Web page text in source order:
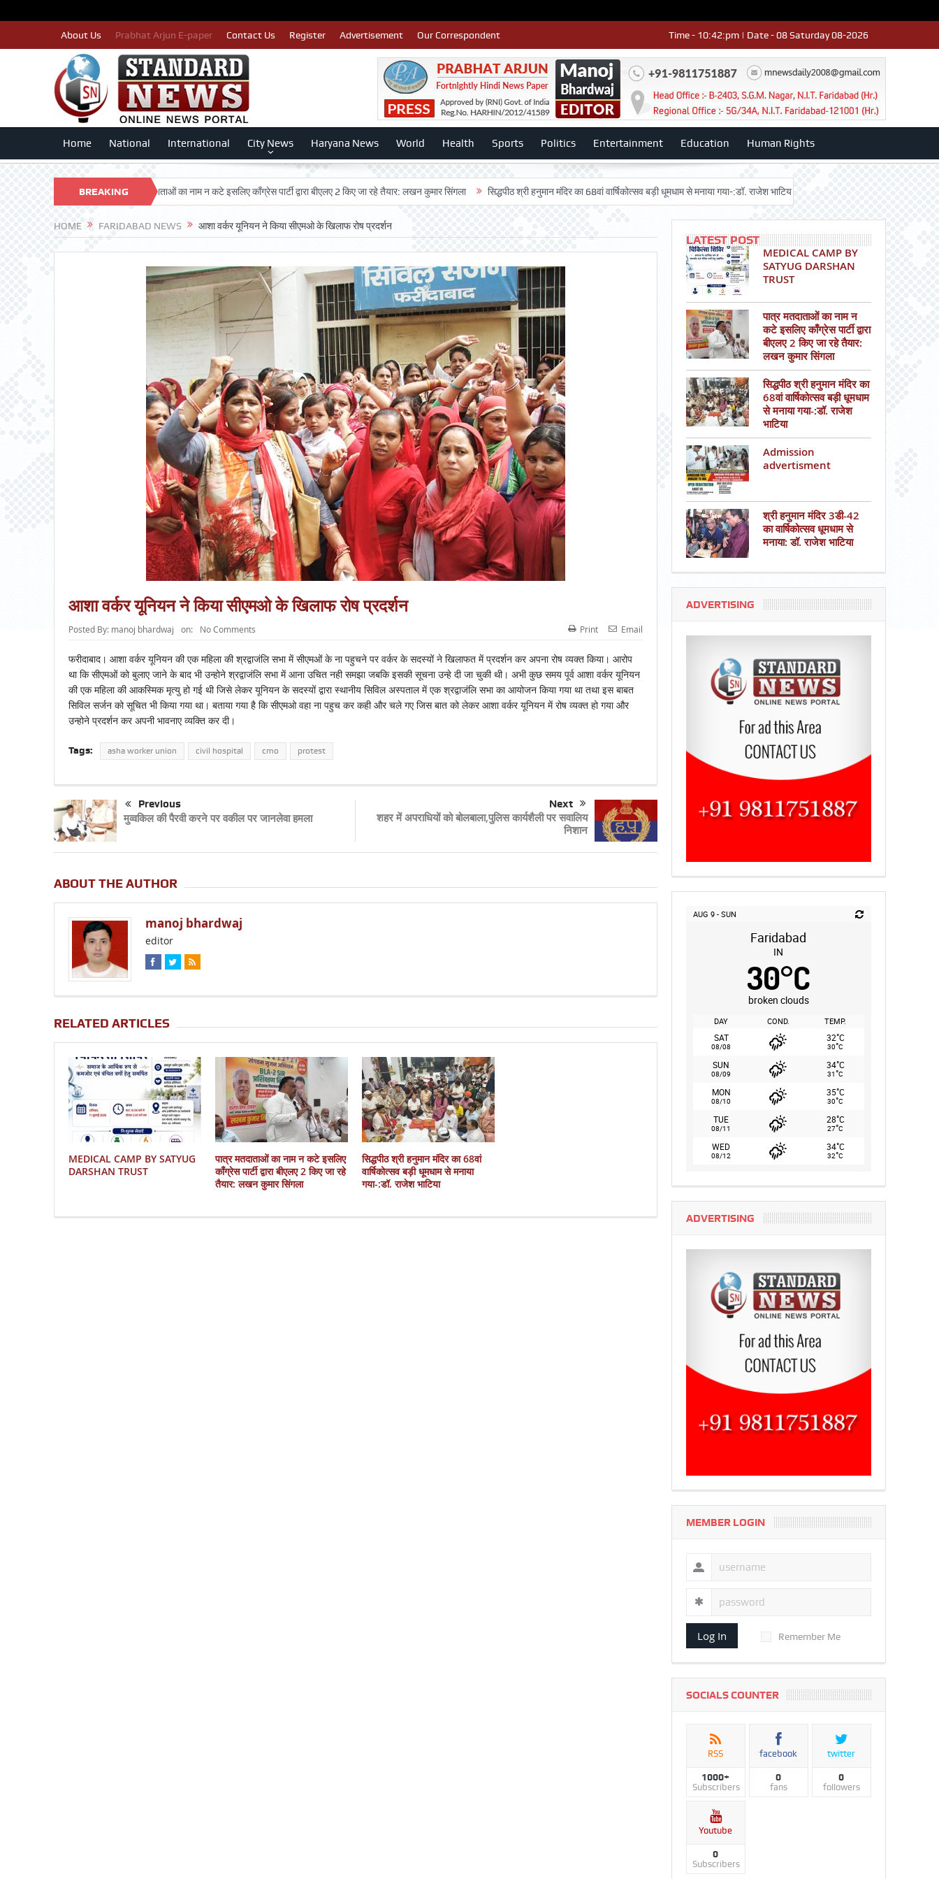
About Us Prabhat Arjun E-paper Contact Us Register Advertisement Our Correspondent Time - 10:42:pm | Date - 08 Saturday 08-2026
Home National International City News Haryana News World Health Sports Politics Entertainment Education Human Rights
BREAKING
NEWS
TRUST पात्र मतदाताओं का नाम न कटे इसलिए काँग्रेस पार्टी द्वारा बीएलए 2 किए जा रहे तैयार: लखन कुमार सिंगला सिद्धपीठ श्री हनुमान मंदिर का 68वां वार्षिकोत्सव बड़ी धूमधाम से मनाया गया-:डॉ. राजेश भाटिया Admission advertisment श्री
HOME FARIDABAD NEWS आशा वर्कर यूनियन ने किया सीएमओ के खिलाफ रोष प्रदर्शन
आशा वर्कर यूनियन ने किया सीएमओ के खिलाफ रोष प्रदर्शन
Posted By: manoj bhardwaj on: No Comments Print Email
फरीदाबाद। आशा वर्कर यूनियन की एक महिला की श्रद्वाजंलि सभा में सीएमओं के ना पहुचने पर वर्कर के सदस्यों ने खिलाफत में प्रदर्शन कर अपना रोष व्यक्त किया। आरोप
था कि सीएमओं को बुलाए जाने के बाद भी उन्होने श्रद्वाजंलि सभा में आना उचित नही समझा जबकि इसकी सूचना उन्हे दी जा चुकी थी। अभी कुछ समय पूर्व आशा वर्कर यूनियन
की एक महिला की आकस्मिक मृत्यु हो गई थी जिसे लेकर यूनियन के सदस्यों द्वारा स्थानीय सिविल अस्पताल में एक श्रद्वाजंलि सभा का आयोजन किया गया था तथा इस बाबत
सिविल सर्जन को सूचित भी किया गया था। बताया गया है कि सीएमओ वहा ना पहुच कर कही और चले गए जिस बात को लेकर आशा वर्कर यूनियन में रोष व्यक्त हो गया और
उन्होने प्रदर्शन कर अपनी भावनाए व्यक्ति कर दी।
Tags: asha worker union civil hospital cmo protest
Previous
मुव्वकिल की पैरवी करने पर वकील पर जानलेवा हमला
Next
शहर में अपराधियों को बोलबाला,पुलिस कार्यशैली पर सवालिय
निशान
ABOUT THE AUTHOR
manoj bhardwaj
editor
RELATED ARTICLES
MEDICAL CAMP BY SATYUG
DARSHAN TRUST
पात्र मतदाताओं का नाम न कटे इसलिए
काँग्रेस पार्टी द्वारा बीएलए 2 किए जा रहे
तैयार: लखन कुमार सिंगला
सिद्धपीठ श्री हनुमान मंदिर का 68वां
वार्षिकोत्सव बड़ी धूमधाम से मनाया
गया-:डॉ. राजेश भाटिया
LATEST POST
MEDICAL CAMP BY
SATYUG DARSHAN
TRUST
पात्र मतदाताओं का नाम न
कटे इसलिए काँग्रेस पार्टी द्वारा
बीएलए 2 किए जा रहे तैयार:
लखन कुमार सिंगला
सिद्धपीठ श्री हनुमान मंदिर का
68वां वार्षिकोत्सव बड़ी धूमधाम
से मनाया गया-:डॉ. राजेश
भाटिया
Admission
advertisment
श्री हनुमान मंदिर 3डी-42
का वार्षिकोत्सव धूमधाम से
मनाया: डॉ. राजेश भाटिया
ADVERTISING
AUG 9 - SUN
Faridabad
IN
30°C
broken clouds
DAY COND. TEMP.
SAT
08/08
32°C
30°C
SUN
08/09
34°C
31°C
MON
08/10
35°C
30°C
TUE
08/11
28°C
27°C
WED
08/12
34°C
32°C
ADVERTISING
MEMBER LOGIN
Log In Remember Me
SOCIALS COUNTER
RSS
1000+
Subscribers
facebook
0
fans
twitter
0
followers
Youtube
0
Subscribers